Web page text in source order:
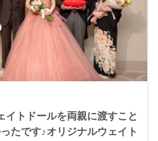
イトドールを両親に渡すこと
たです♪オリジナルウェイト